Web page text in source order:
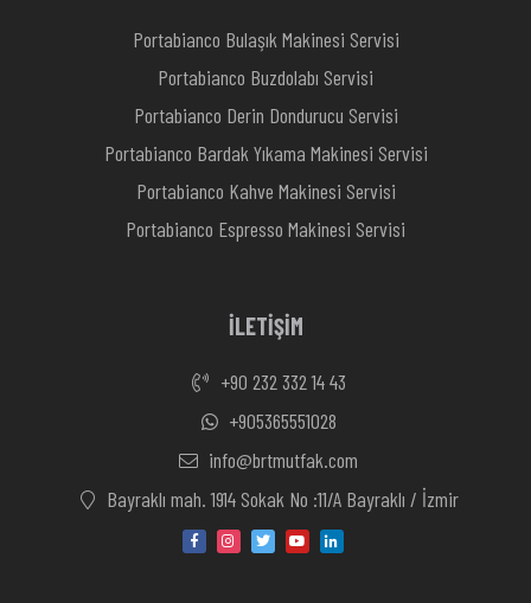
Portabianco Bulaşık Makinesi Servisi
Portabianco Buzdolabı Servisi
Portabianco Derin Dondurucu Servisi
Portabianco Bardak Yıkama Makinesi Servisi
Portabianco Kahve Makinesi Servisi
Portabianco Espresso Makinesi Servisi
İLETİŞİM
+90 232 332 14 43
+905365551028
info@brtmutfak.com
Bayraklı mah. 1914 Sokak No :11/A Bayraklı / İzmir